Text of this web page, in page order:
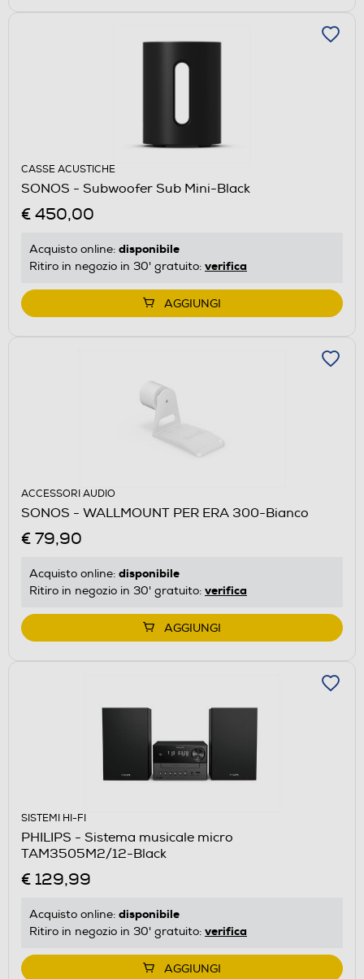
CASSE ACUSTICHE
SONOS - Subwoofer Sub Mini-Black
€ 450,00
Acquisto online: disponibile
Ritiro in negozio in 30' gratuito: verifica
AGGIUNGI
ACCESSORI AUDIO
SONOS - WALLMOUNT PER ERA 300-Bianco
€ 79,90
Acquisto online: disponibile
Ritiro in negozio in 30' gratuito: verifica
AGGIUNGI
SISTEMI HI-FI
PHILIPS - Sistema musicale micro
TAM3505M2/12-Black
€ 129,99
Acquisto online: disponibile
Ritiro in negozio in 30' gratuito: verifica
AGGIUNGI